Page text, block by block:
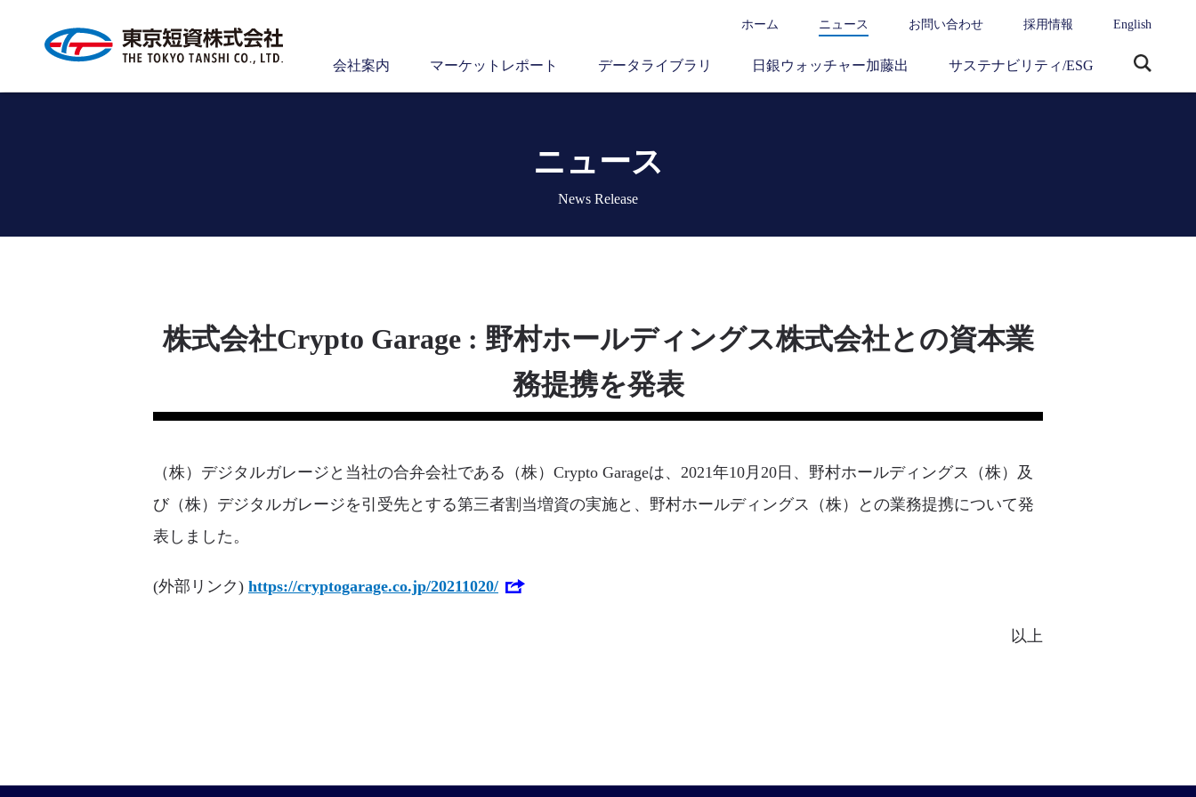
ホーム ニュース お問い合わせ 採用情報 English
会社案内 マーケットレポート データライブラリ 日銀ウォッチャー加藤出 サステナビリティ/ESG
ニュース
News Release
株式会社Crypto Garage : 野村ホールディングス株式会社との資本業
務提携を発表
（株）デジタルガレージと当社の合弁会社である（株）Crypto Garageは、2021年10月20日、野村ホールディングス（株）及
び（株）デジタルガレージを引受先とする第三者割当増資の実施と、野村ホールディングス（株）との業務提携について発
表しました。
(外部リンク) https://cryptogarage.co.jp/20211020/
以上